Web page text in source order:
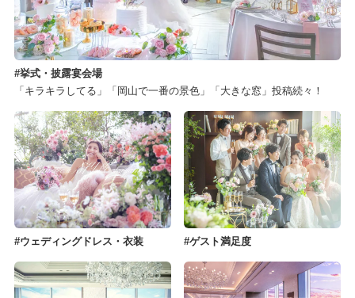
挙式・披露宴会場
「キラキラしてる」「岡山で一番の景色」「大きな窓」投稿続々！
ウェディングドレス・衣装 ゲスト満足度